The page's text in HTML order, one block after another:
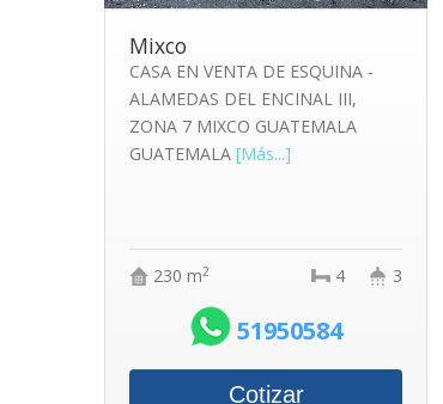
Mixco
CASA EN VENTA DE ESQUINA -
ALAMEDAS DEL ENCINAL III,
ZONA 7 MIXCO GUATEMALA
GUATEMALA [Más...]
230 m2 3
4
51950584
Cotizar